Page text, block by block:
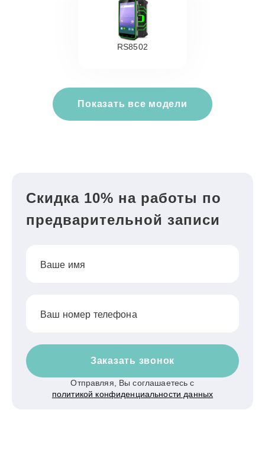
RS8502
Показать все модели
Скидка 10% на работы по
предварительной записи
Ваше имя
Ваш номер телефона
Заказать звонок
Отправляя, Вы соглашаетесь с
политикой конфиденциальности данных